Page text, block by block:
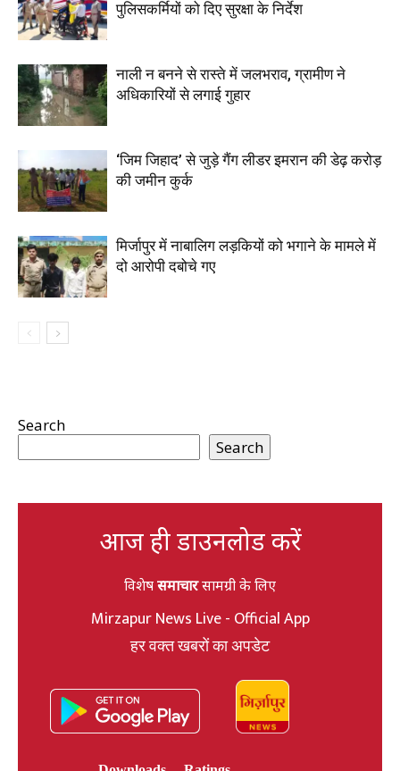
पुलिसकर्मियों को दिए सुरक्षा के निर्देश
नाली न बनने से रास्ते में जलभराव, ग्रामीण ने
अधिकारियों से लगाई गुहार
‘जिम जिहाद’ से जुड़े गैंग लीडर इमरान की डेढ़ करोड़
की जमीन कुर्क
मिर्जापुर में नाबालिग लड़कियों को भगाने के मामले में
दो आरोपी दबोचे गए
Search
Search
आज ही डाउनलोड करें
विशेषसमाचारसामग्री के लिए
Mirzapur News Live - Official App
हर वक्त खबरों का अपडेट